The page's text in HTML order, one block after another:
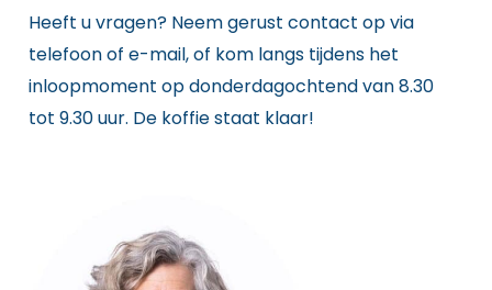
Heeft u vragen? Neem gerust contact op via
telefoon of e-mail, of kom langs tijdens het
inloopmoment op donderdagochtend van 8.30
tot 9.30 uur. De koffie staat klaar!